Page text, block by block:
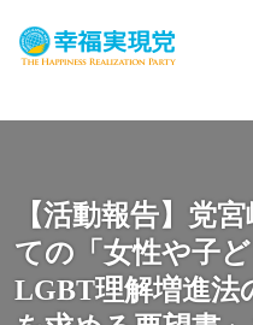
【活動報告】党
ての「女性や子
LGBT理解増進法